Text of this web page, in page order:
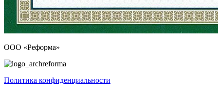
ООО «Реформа»
Политика конфиденциальности